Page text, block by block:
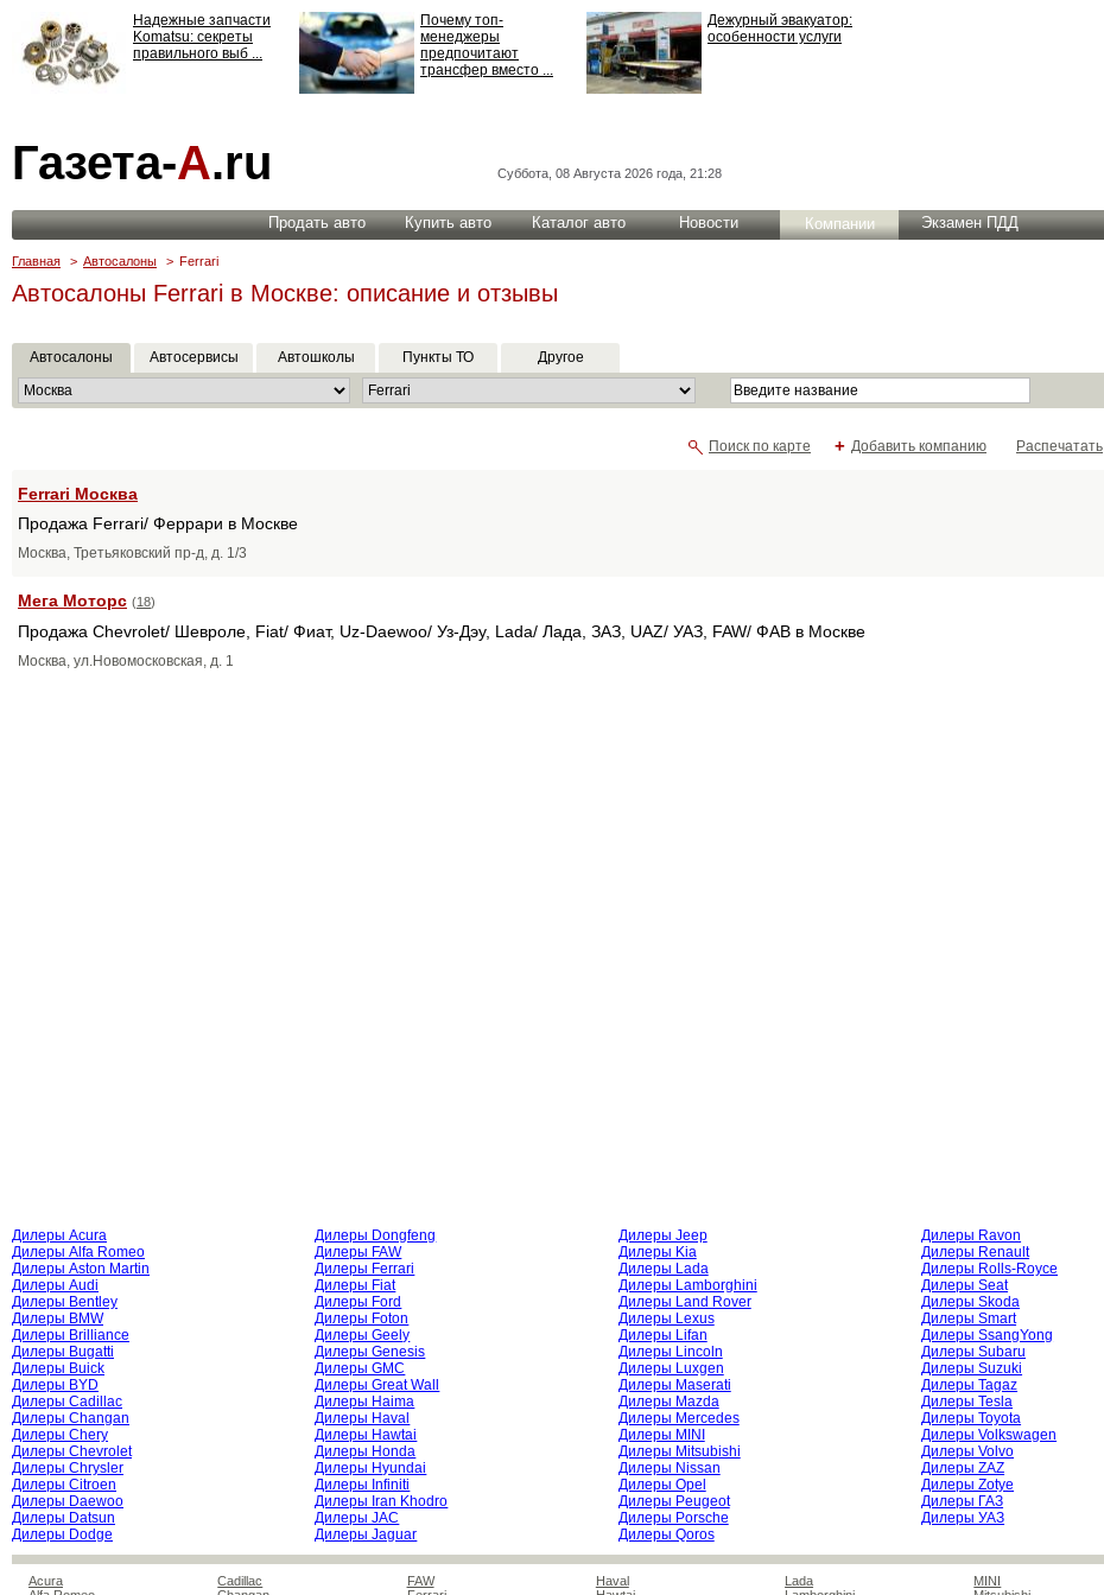
Надежные запчасти
Komatsu: секреты
правильного выб ...
Почему топ-
менеджеры
предпочитают
трансфер вместо ...
Дежурный эвакуатор:
особенности услуги
ответственности: все,
что нужно знать ...
Газета-А.ru Суббота, 08 Августа 2026 года, 21:28
Продать авто Купить авто Каталог авто Новости Компании Экзамен ПДД
Главная > Автосалоны > Ferrari
Автосалоны Ferrari в Москве: описание и отзывы
Автосалоны Автосервисы Автошколы Пункты ТО Другое
Распечатать
+ Добавить компанию
Поиск по карте
Ferrari Москва
Продажа Ferrari/ Феррари в Москве
Москва, Третьяковский пр-д, д. 1/3
Мега Моторс (18)
Продажа Chevrolet/ Шевроле, Fiat/ Фиат, Uz-Daewoo/ Уз-Дэу, Lada/ Лада, ЗАЗ, UAZ/ УАЗ, FAW/ ФАВ в Москве
Москва, ул.Новомосковская, д. 1
Дилеры Acura
Дилеры Alfa Romeo
Дилеры Aston Martin
Дилеры Audi
Дилеры Bentley
Дилеры BMW
Дилеры Brilliance
Дилеры Bugatti
Дилеры Buick
Дилеры BYD
Дилеры Cadillac
Дилеры Changan
Дилеры Chery
Дилеры Chevrolet
Дилеры Chrysler
Дилеры Citroen
Дилеры Daewoo
Дилеры Datsun
Дилеры Dodge
Дилеры Dongfeng
Дилеры FAW
Дилеры Ferrari
Дилеры Fiat
Дилеры Ford
Дилеры Foton
Дилеры Geely
Дилеры Genesis
Дилеры GMC
Дилеры Great Wall
Дилеры Haima
Дилеры Haval
Дилеры Hawtai
Дилеры Honda
Дилеры Hyundai
Дилеры Infiniti
Дилеры Iran Khodro
Дилеры JAC
Дилеры Jaguar
Дилеры Jeep
Дилеры Kia
Дилеры Lada
Дилеры Lamborghini
Дилеры Land Rover
Дилеры Lexus
Дилеры Lifan
Дилеры Lincoln
Дилеры Luxgen
Дилеры Maserati
Дилеры Mazda
Дилеры Mercedes
Дилеры MINI
Дилеры Mitsubishi
Дилеры Nissan
Дилеры Opel
Дилеры Peugeot
Дилеры Porsche
Дилеры Qoros
Дилеры Ravon
Дилеры Renault
Дилеры Rolls-Royce
Дилеры Seat
Дилеры Skoda
Дилеры Smart
Дилеры SsangYong
Дилеры Subaru
Дилеры Suzuki
Дилеры Tagaz
Дилеры Tesla
Дилеры Toyota
Дилеры Volkswagen
Дилеры Volvo
Дилеры ZAZ
Дилеры Zotye
Дилеры ГАЗ
Дилеры УАЗ
Acura
Cadillac
FAW
Haval
Lada
MINI